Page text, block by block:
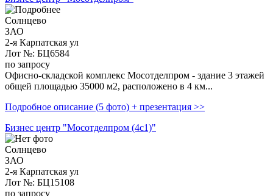
Солнцево
ЗАО
2-я Карпатская ул
Лот №: БЦ6584
по запросу
Офисно-складской комплекс Мосотделпром - здание 3 этажей
общей площадью 35000 м2, расположено в 4 км...
Подробное описание (5 фото) + презентация >>
Бизнес центр "Мосотделпром (4с1)"
Солнцево
ЗАО
2-я Карпатская ул
Лот №: БЦ15108
по запросу